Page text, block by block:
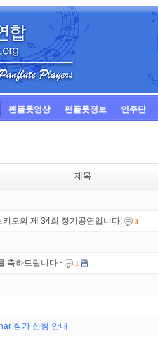
팬플룻영상 팬플룻정보 연주단
제목
오의 제 34회 정기공연입니다! 3
축하드립니다~ 1
참가 신청 안내